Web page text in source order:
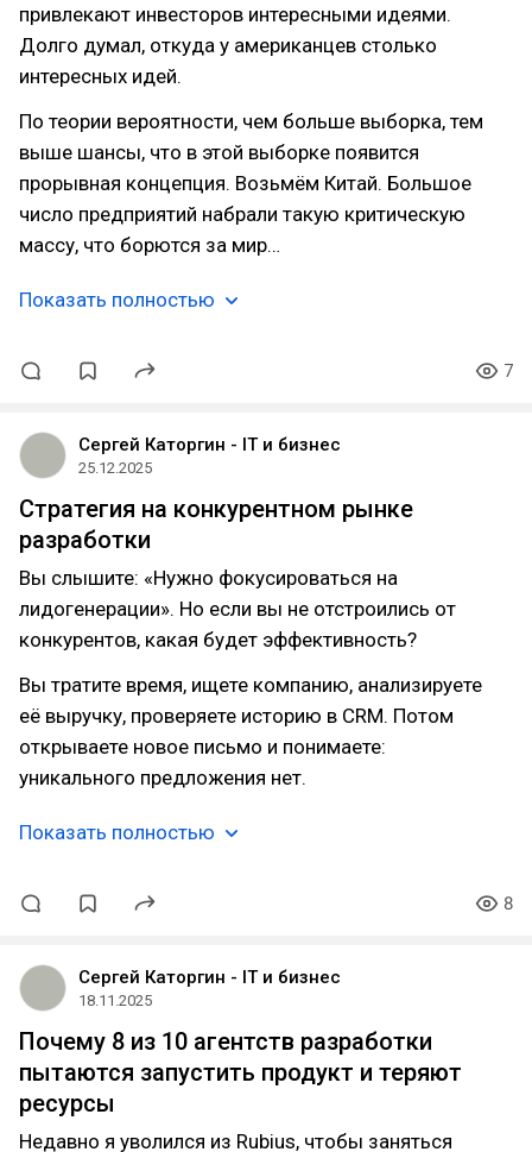
привлекают инвесторов интересными идеями.
Долго думал, откуда у американцев столько
интересных идей.
По теории вероятности, чем больше выборка, тем
выше шансы, что в этой выборке появится
прорывная концепция. Возьмём Китай. Большое
число предприятий набрали такую критическую
массу, что борются за мир…
Показать полностью
7
Сергей Каторгин - IT и бизнес
25.12.2025
Стратегия на конкурентном рынке
разработки
Вы слышите: «Нужно фокусироваться на
лидогенерации». Но если вы не отстроились от
конкурентов, какая будет эффективность?
Вы тратите время, ищете компанию, анализируете
её выручку, проверяете историю в CRM. Потом
открываете новое письмо и понимаете:
уникального предложения нет.
Показать полностью
8
Сергей Каторгин - IT и бизнес
18.11.2025
Почему 8 из 10 агентств разработки
пытаются запустить продукт и теряют
ресурсы
Недавно я уволился из Rubius, чтобы заняться